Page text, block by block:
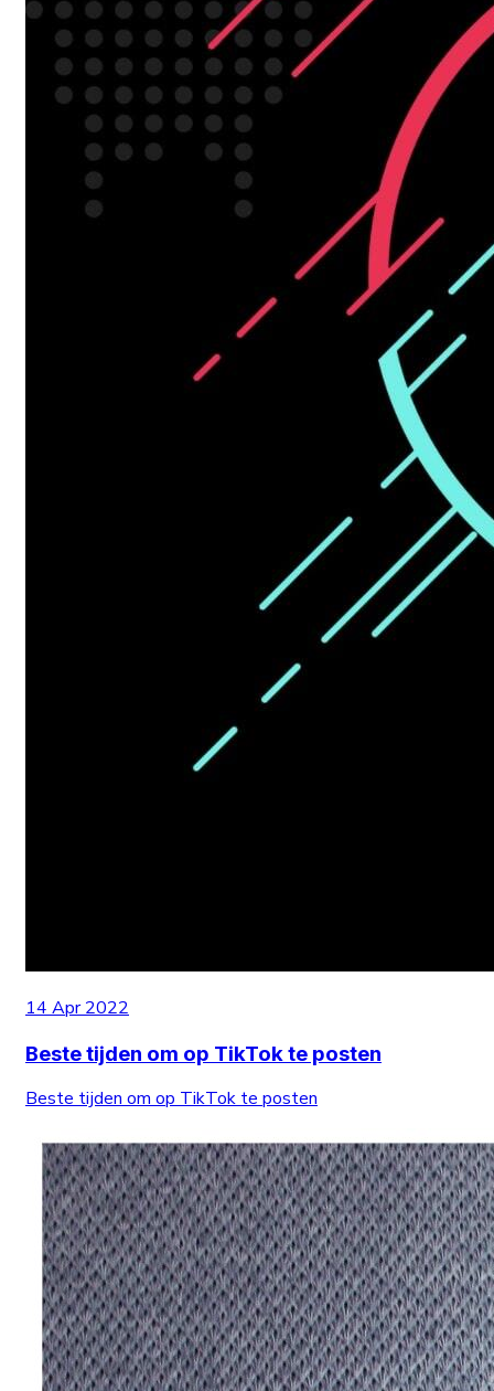
14 Apr 2022
Beste tijden om op TikTok te posten
Beste tijden om op TikTok te posten